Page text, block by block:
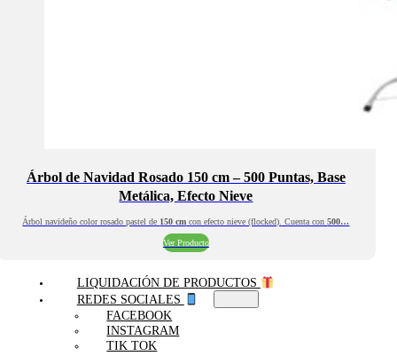
Árbol de Navidad Rosado 150 cm – 500 Puntas, Base
Metálica, Efecto Nieve
Árbol navideño color rosado pastel de 150 cm con efecto nieve (flocked). Cuenta con500…
Ver Producto
LIQUIDACIÓN DE PRODUCTOS
REDES SOCIALES
FACEBOOK
INSTAGRAM
TIK TOK